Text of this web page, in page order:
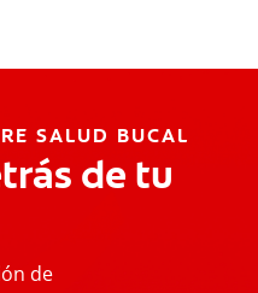
SALUD BUCAL
de tu
de